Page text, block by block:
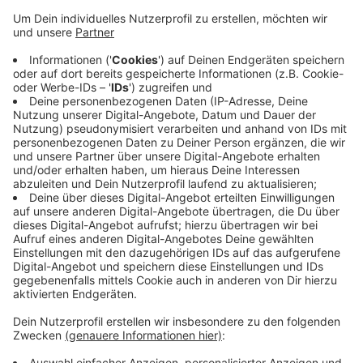
Anzeige
2600 Zuschauer haben in dem großen Zirkuszelt Platz.
Wegen der großen Nachfrage wurden schon vor der
Premiere Zusatztermine fest gemacht. Das Programm
"Totem" verbindet Weltklasse-Akrobatik, Musik und
Choreographie mit der Evolutionsgeschichte. Die
Veranstalter empfehlen die Anreise mit öffentlichen
Verkehrsmitteln - die Stationen Morper Straße und
Gerresheim S-Bahnhof liegen in direkter Nähe des
Veranstaltungsgeländes.
Anzeige